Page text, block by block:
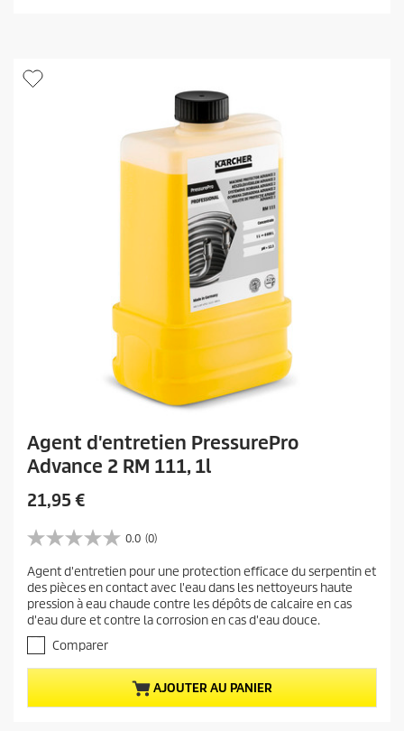
e
s
Agent d'entretien PressurePro
Advance 2 RM 111, 1l
P
i
a
c
t
u
e
l
d
21,95 €
0.0 (0)
0
0
s
u
r
é
t
o
i
Agent d'entretien pour une protection efficace du serpentin et
des pièces en contact avec l'eau dans les nettoyeurs haute
pression à eau chaude contre les dépôts de calcaire en cas
d'eau dure et contre la corrosion en cas d'eau douce.
Comparer
AJOUTER AU PANIER